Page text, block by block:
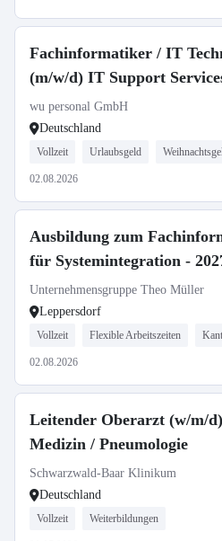
Fachinformatiker / IT
(m/w/d) IT Support
wu personal GmbH
Deutschland
Vollzeit Urlaubsgeld
02.08.2026
Ausbildung zum
für Systemintegration -
Unternehmensgruppe Theo Müller
Leppersdorf
Vollzeit Flexible Arbeitszeiten
02.08.2026
Leitender Oberarzt (w/m/
Medizin / Pneumologie
Schwarzwald-Baar Klinikum
Deutschland
Vollzeit Weiterbildungen